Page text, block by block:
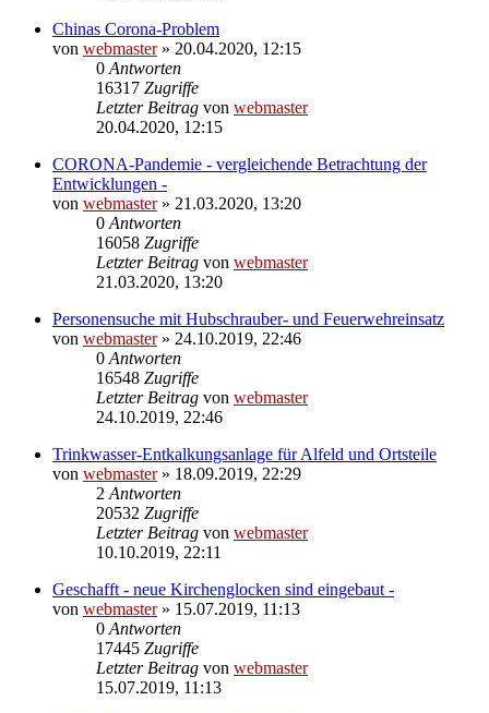
Chinas Corona-Problem
von webmaster» 20.04.2020, 12:15
0 Antworten
16317 Zugriffe
Letzter Beitrag von webmaster
20.04.2020, 12:15
CORONA-Pandemie - vergleichende Betrachtung der
Entwicklungen -
von webmaster» 21.03.2020, 13:20
0 Antworten
16058 Zugriffe
Letzter Beitrag von webmaster
21.03.2020, 13:20
Personensuche mit Hubschrauber- und Feuerwehreinsatz
von webmaster» 24.10.2019, 22:46
0 Antworten
16548 Zugriffe
Letzter Beitrag von webmaster
24.10.2019, 22:46
Trinkwasser-Entkalkungsanlage für Alfeld und Ortsteile
von webmaster» 18.09.2019, 22:29
2 Antworten
20532 Zugriffe
Letzter Beitrag von webmaster
10.10.2019, 22:11
Geschafft - neue Kirchenglocken sind eingebaut -
von webmaster» 15.07.2019, 11:13
0 Antworten
17445 Zugriffe
Letzter Beitrag von webmaster
15.07.2019, 11:13